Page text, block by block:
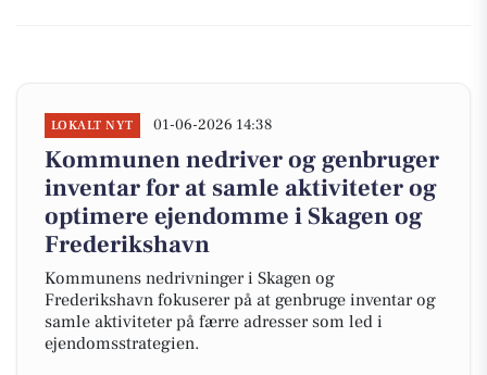
LOKALT NYT 01-06-2026 14:38
Kommunen nedriver og genbruger
inventar for at samle aktiviteter og
optimere ejendomme i Skagen og
Frederikshavn
Kommunens nedrivninger i Skagen og
Frederikshavn fokuserer på at genbruge inventar og
samle aktiviteter på færre adresser som led i
ejendomsstrategien.